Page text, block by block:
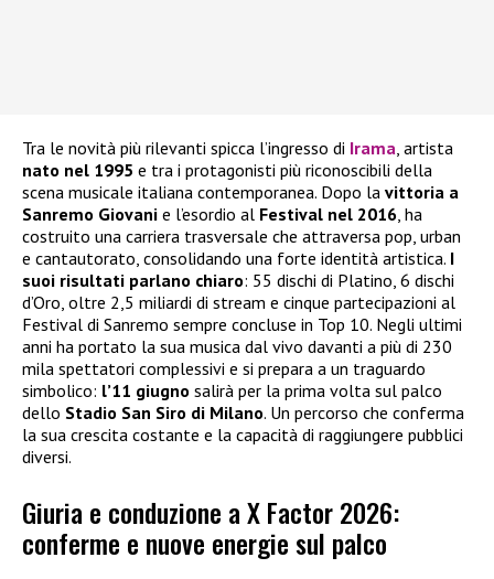
Tra le novità più rilevanti spicca l’ingresso di Irama, artista
nato nel 1995 e tra i protagonisti più riconoscibili della
scena musicale italiana contemporanea. Dopo la vittoria a
Sanremo Giovani e l’esordio al Festival nel 2016, ha
costruito una carriera trasversale che attraversa pop, urban
e cantautorato, consolidando una forte identità artistica. I
suoi risultati parlano chiaro: 55 dischi di Platino, 6 dischi
d’Oro, oltre 2,5 miliardi di stream e cinque partecipazioni al
Festival di Sanremo sempre concluse in Top 10. Negli ultimi
anni ha portato la sua musica dal vivo davanti a più di 230
mila spettatori complessivi e si prepara a un traguardo
simbolico: l’11 giugno salirà per la prima volta sul palco
dello Stadio San Siro di Milano. Un percorso che conferma
la sua crescita costante e la capacità di raggiungere pubblici
diversi.
Giuria e conduzione a X Factor 2026:
conferme e nuove energie sul palco